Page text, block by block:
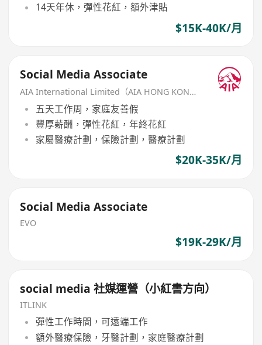
14天年休，彈性花紅，額外津貼
$15K-40K/月
Social Media Associate
AIA International Limited（AIA HONG KONG）
五天工作周，家庭友善假
豐厚薪酬，彈性花紅，年終花紅
家屬醫療計劃，保險計劃，醫療計劃
$20K-35K/月
Social Media Associate
EVO
$19K-29K/月
social media 社媒運營（小紅書方向）
ITLINK
彈性工作時間，可遠端工作
額外醫療保險，牙醫計劃，家庭醫療計劃